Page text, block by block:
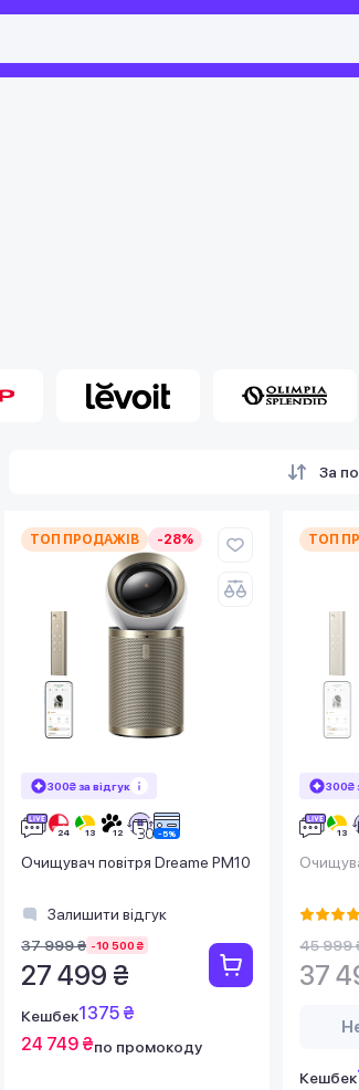
За
ТОП ПРОДАЖІВ -28%
300₴ за відгук
Очищувач повітря Dreame PM10
Залишити відгук
37 999 ₴ -10 500 ₴
27 499 ₴
Кешбек1375 ₴
24 749 ₴по промокоду
ТОП
300₴
45 999
37
Кешбек